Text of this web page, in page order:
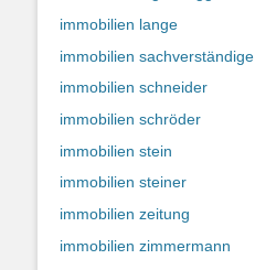
immobilien lange
immobilien sachverständige
immobilien schneider
immobilien schröder
immobilien stein
immobilien steiner
immobilien zeitung
immobilien zimmermann